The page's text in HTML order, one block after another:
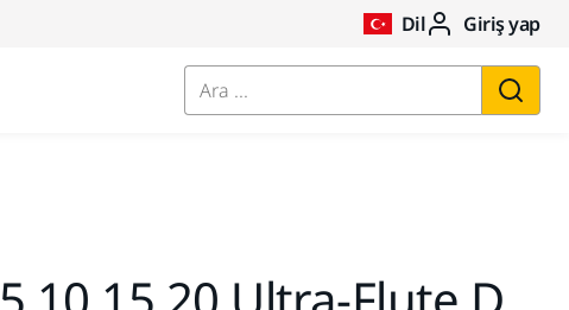
Dil Giriş yap
Ara ...